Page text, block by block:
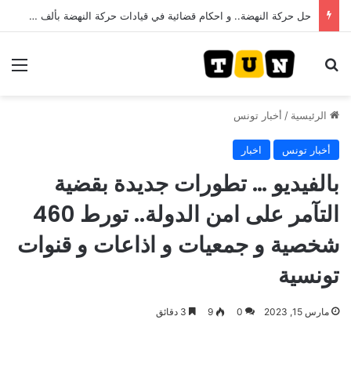
حل حركة النهضة.. و احكام قضائية في قيادات حركة النهضة بألف و400عام سجــن……
بحث عن
الرئيسية / أخبار تونس
أخبار تونس اخبار
بالفيديو … تطورات جديدة بقضية
التآمر على امن الدولة.. تورط 460
شخصية و جمعيات و اذاعات و قنوات
تونسية
مارس 15, 2023 0
9